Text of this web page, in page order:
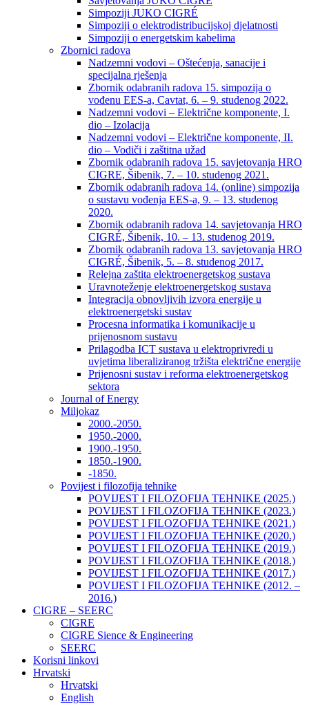
Simpoziji JUKO CIGRÉ
Simpoziji o elektrodistribucijskoj djelatnosti
Simpoziji o energetskim kabelima
Zbornici radova
Nadzemni vodovi – Oštećenja, sanacije i
specijalna rješenja
Zbornik odabranih radova 15. simpozija o
vođenu EES-a, Cavtat, 6. – 9. studenog 2022.
Nadzemni vodovi – Električne komponente, I.
dio – Izolacija
Nadzemni vodovi – Električne komponente, II.
dio – Vodiči i zaštitna užad
Zbornik odabranih radova 15. savjetovanja HRO
CIGRE, Šibenik, 7. – 10. studenog 2021.
Zbornik odabranih radova 14. (online) simpozija
o sustavu vođenja EES-a, 9. – 13. studenog
2020.
Zbornik odabranih radova 14. savjetovanja HRO
CIGRÉ, Šibenik, 10. – 13. studenog 2019.
Zbornik odabranih radova 13. savjetovanja HRO
CIGRÉ, Šibenik, 5. – 8. studenog 2017.
Relejna zaštita elektroenergetskog sustava
Uravnoteženje elektroenergetskog sustava
Integracija obnovljivih izvora energije u
elektroenergetski sustav
Procesna informatika i komunikacije u
prijenosnom sustavu
Prilagodba ICT sustava u elektroprivredi u
uvjetima liberaliziranog tržišta električne energije
Prijenosni sustav i reforma elektroenergetskog
sektora
Journal of Energy
Miljokaz
2000.-2050.
1950.-2000.
1900.-1950.
1850.-1900.
-1850.
Povijest i filozofija tehnike
POVIJEST I FILOZOFIJA TEHNIKE (2025.)
POVIJEST I FILOZOFIJA TEHNIKE (2023.)
POVIJEST I FILOZOFIJA TEHNIKE (2021.)
POVIJEST I FILOZOFIJA TEHNIKE (2020.)
POVIJEST I FILOZOFIJA TEHNIKE (2019.)
POVIJEST I FILOZOFIJA TEHNIKE (2018.)
POVIJEST I FILOZOFIJA TEHNIKE (2017.)
POVIJEST I FILOZOFIJA TEHNIKE (2012. –
2016.)
CIGRE – SEERC
CIGRE
CIGRE Sience & Engineering
SEERC
Korisni linkovi
Hrvatski
Hrvatski
English